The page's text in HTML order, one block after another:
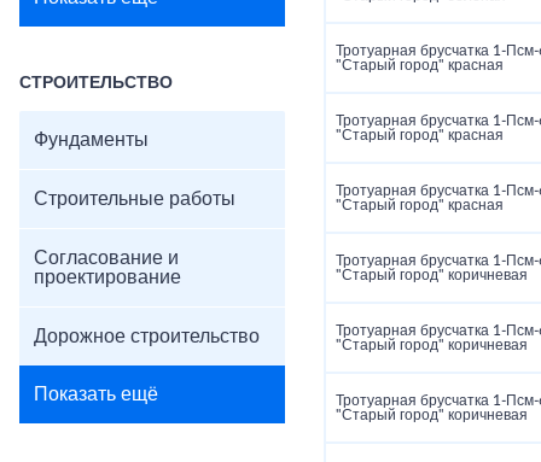
СТРОИТЕЛЬСТВО
Фундаменты
Строительные работы
Согласование и
проектирование
Дорожное строительство
Показать ещё
Тротуарная брусчатка
"Старый город" красная
Тротуарная брусчатка
"Старый город" красная
Тротуарная брусчатка
"Старый город" красная
Тротуарная брусчатка
"Старый город" коричневая
Тротуарная брусчатка
"Старый город" коричневая
Тротуарная брусчатка
"Старый город" коричневая